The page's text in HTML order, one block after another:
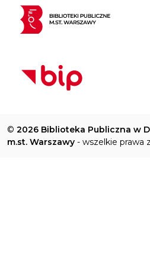
© 2026 Biblioteka Publiczna w
m.st. Warszawy - wszelkie prawa